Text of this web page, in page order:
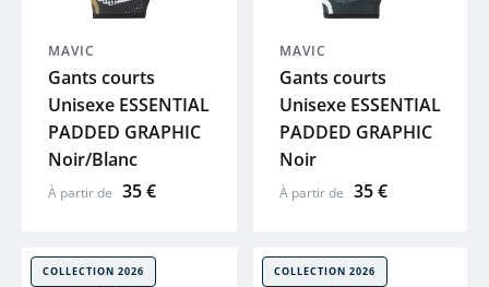
MAVIC
Gants courts
Unisexe ESSENTIAL
PADDED GRAPHIC
Noir/Blanc
À partir de 35 €
MAVIC
Gants courts
Unisexe ESSENTIAL
PADDED GRAPHIC
Noir
À partir de 35 €
COLLECTION 2026 COLLECTION 2026